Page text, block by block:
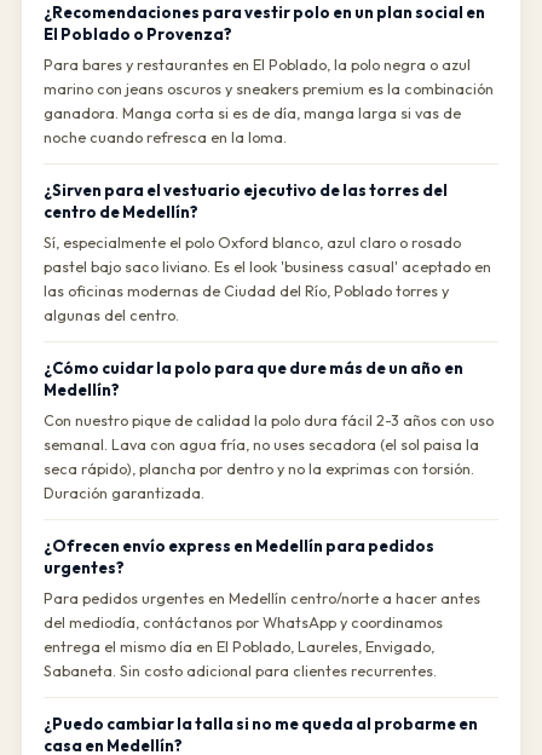
¿Recomendaciones para vestir polo en un plan social en
El Poblado o Provenza?
Para bares y restaurantes en El Poblado, la polo negra o azul
marino con jeans oscuros y sneakers premium es la combinación
ganadora. Manga corta si es de día, manga larga si vas de
noche cuando refresca en la loma.
¿Sirven para el vestuario ejecutivo de las torres del
centro de Medellín?
Sí, especialmente el polo Oxford blanco, azul claro o rosado
pastel bajo saco liviano. Es el look 'business casual' aceptado en
las oficinas modernas de Ciudad del Río, Poblado torres y
algunas del centro.
¿Cómo cuidar la polo para que dure más de un año en
Medellín?
Con nuestro pique de calidad la polo dura fácil 2-3 años con uso
semanal. Lava con agua fría, no uses secadora (el sol paisa la
seca rápido), plancha por dentro y no la exprimas con torsión.
Duración garantizada.
¿Ofrecen envío express en Medellín para pedidos
urgentes?
Para pedidos urgentes en Medellín centro/norte a hacer antes
del mediodía, contáctanos por WhatsApp y coordinamos
entrega el mismo día en El Poblado, Laureles, Envigado,
Sabaneta. Sin costo adicional para clientes recurrentes.
¿Puedo cambiar la talla si no me queda al probarme en
casa en Medellín?